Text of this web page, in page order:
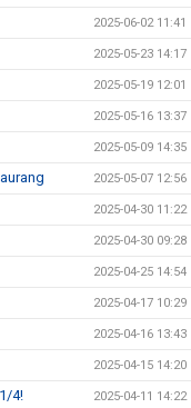
2025-06-02 11:41
2025-05-23 14:17
2025-05-19 12:01
2025-05-16 13:37
2025-05-09 14:35
2025-05-07 12:56
2025-04-30 11:22
2025-04-30 09:28
2025-04-25 14:54
2025-04-17 10:29
2025-04-16 13:43
2025-04-15 14:20
4! 2025-04-11 14:22